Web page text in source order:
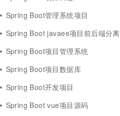
Spring Boot管理系统项目
Spring Boot javaee项目前后端分离
Spring Boot项目管理系统
Spring Boot项目数据库
Spring Boot开发项目
Spring Boot vue项目源码